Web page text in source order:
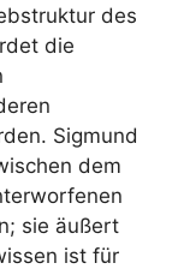
des
die
Sigmund
dem
sie äußert
ist für